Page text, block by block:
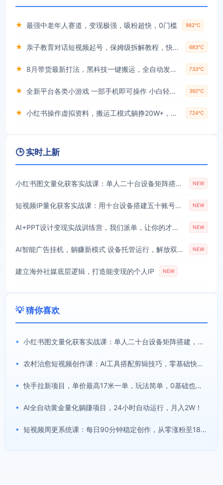
★ 最强中老年人赛道，变现极强，吸粉超快，0门槛 982℃
★ 亲子教育对话短视频起号，保姆级拆解教程，快速起千粉万粉号 683℃
★ 8月带货最新打法，黑科技一键搬运，全自动发布单日5张+，提供矩阵玩法+无限账号【揭秘】 733℃
★ 全新平台各类小游戏 一部手机即可操作 小白轻松上手 长期稳定 居家月入过万！！！ 392℃
★ 小红书操作虚拟资料，搬运工模式躺挣20W+，互联网的低成本路子！ 724℃
🕒 实时上新
小红书图文量化获客实战课：单人二十台设备矩阵搭建，标准化流程高效批量引流获客 NEW
短视频IP量化获客实战课：用十台设备搭建五十账号矩阵，精准打造引流接单型流量账号 NEW
AI+PPT设计变现实战训练营，我们派单，让你的才华直接变现，三大核心模块带你构建Al设计x派单变现的完整闭环 NEW
AI智能广告挂机，躺赚新模式 设备托管运行，解放双手持续变现 NEW
建立海外社媒底层逻辑，打造能变现的个人IP NEW
💡 猜你喜欢
• 小红书图文量化获客实战课：单人二十台设备矩阵搭建，标准化流程高效批量引流获客
• 农村治愈短视频创作课：AI工具搭配剪辑技巧，零基础快速制作高质感田园治愈内容
• 快手拉新项目，单价最高17米一单，玩法简单，0基础也能轻松上手(更新08月07日)
• AI全自动黄金量化躺賺项目，24小时自动运行，月入2W！
• 短视频周更系统课：每日90分钟稳定创作，从零涨粉至18000实现月入八千